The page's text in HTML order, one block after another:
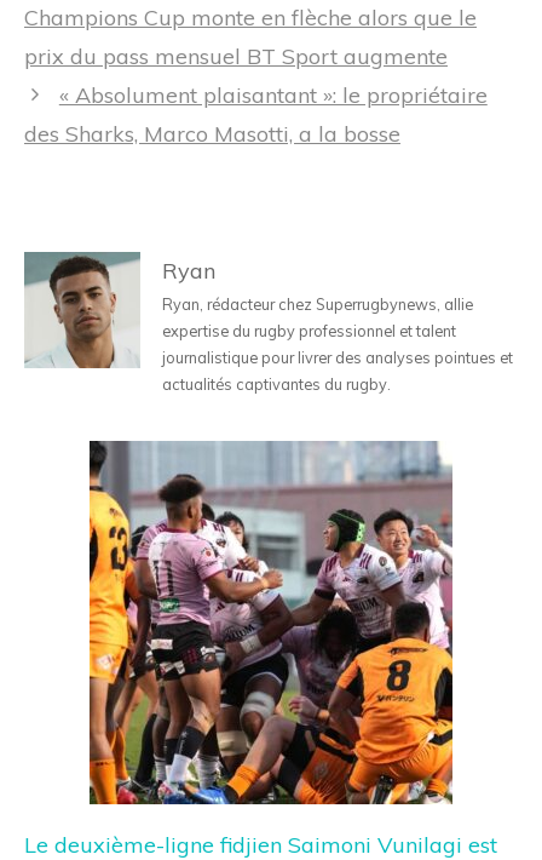
des
Champions Cup monte en flèche alors que le
prix du pass mensuel BT Sport augmente
« Absolument plaisantant »: le propriétaire
des Sharks, Marco Masotti, a la bosse
Ryan
Ryan, rédacteur chez Superrugbynews, allie
expertise du rugby professionnel et talent
journalistique pour livrer des analyses pointues et
actualités captivantes du rugby.
Le deuxième-ligne fidjien Saimoni Vunilagi est